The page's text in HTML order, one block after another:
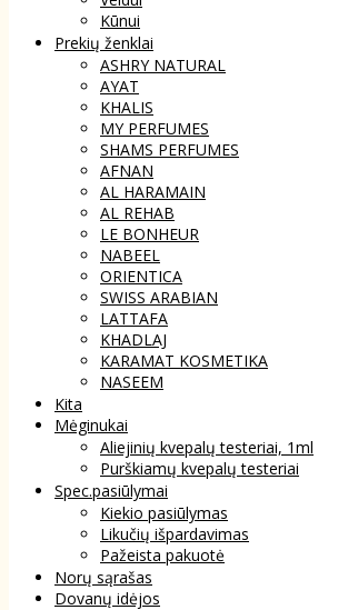
Kūnui
Prekių ženklai
ASHRY NATURAL
AYAT
KHALIS
MY PERFUMES
SHAMS PERFUMES
AFNAN
AL HARAMAIN
AL REHAB
LE BONHEUR
NABEEL
ORIENTICA
SWISS ARABIAN
LATTAFA
KHADLAJ
KARAMAT KOSMETIKA
NASEEM
Kita
Mėginukai
Aliejinių kvepalų testeriai, 1ml
Purškiamų kvepalų testeriai
Spec.pasiūlymai
Kiekio pasiūlymas
Likučių išpardavimas
Pažeista pakuotė
Norų sąrašas
Dovanų idėjos